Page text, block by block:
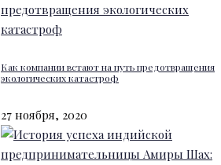
Как компании встают на путь предотвращения
экологических катастроф
27 ноября, 2020